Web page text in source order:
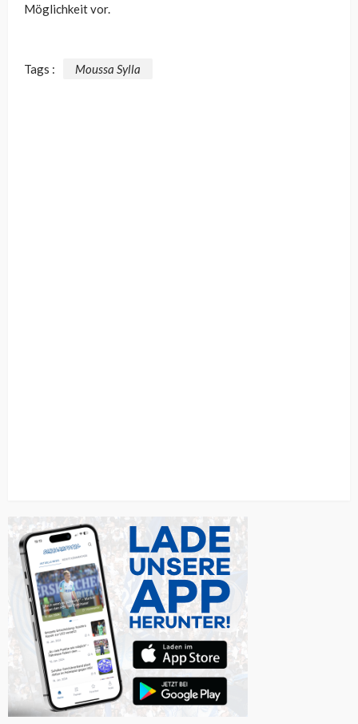
Möglichkeit vor.
Tags : Moussa Sylla